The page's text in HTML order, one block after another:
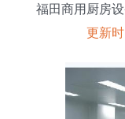
福田商用厨房
更新